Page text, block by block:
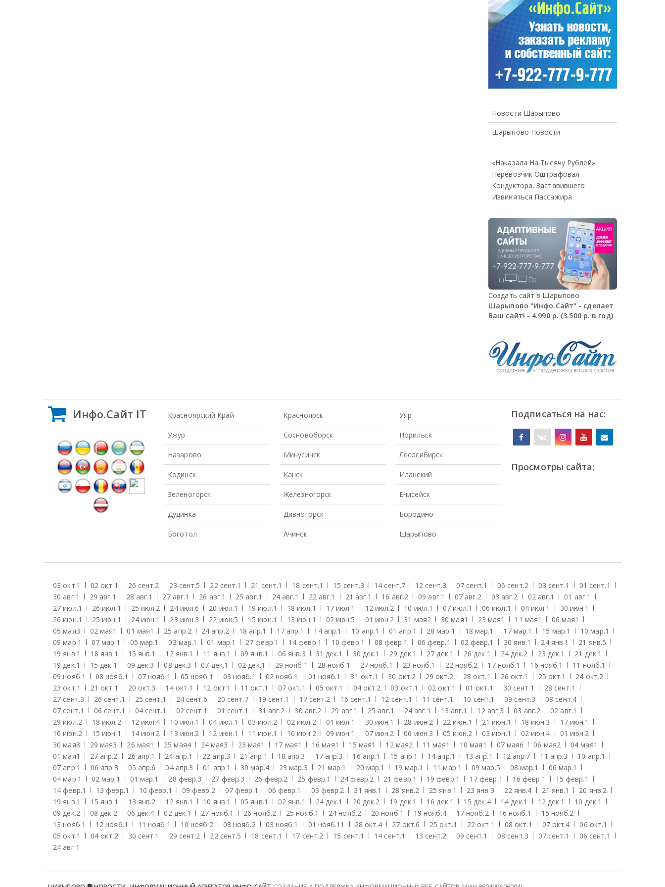
Новости Шарыпово
Шарыпово Новости
«Наказала На Тысячу Рублей»:
Перевозчик Оштрафовал
Кондуктора, Заставившего
Извиняться Пассажира
Создать сайт в Шарыпово
Шарыпово "Инфо.Сайт" - сделает
Ваш сайт! - 4.990 р. (3.500 р. в год)
Инфо.Сайт IT Красноярский Край
Ужур
Назарово
Кодинск
Зеленогорск
Дудинка
Боготол
Красноярск
Сосновоборск
Минусинск
Канск
Железногорск
Дивногорск
Ачинск
Уяр
Норильск
Лесосибирск
Иланский
Енисейск
Бородино
Шарыпово
Подписаться на нас:
Просмотры сайта:
03 окт.1 02 окт.1 26 сент.2 23 сент.5 22 сент.1 21 сент.1 18 сент.1 15 сент.3 14 сент.7 12 сент.3 07 сент.1 06 сент.2 03 сент.1 01 сент.1
30 авг.1 29 авг.1 28 авг.1 27 авг.1 26 авг.1 25 авг.1 24 авг.1 22 авг.1 21 авг.1 16 авг.2 09 авг.1 07 авг.2 03 авг.2 02 авг.1 01 авг.1
27 июл.1 26 июл.1 25 июл.2 24 июл.6 20 июл.1 19 июл.1 18 июл.1 17 июл.1 12 июл.2 10 июл.1 07 июл.1 06 июл.1 04 июл.1 30 июн.1
26 июн.1 25 июн.1 24 июн.1 23 июн.3 22 июн.5 15 июн.1 13 июн.1 02 июн.5 01 июн.2 31 мая2 30 мая1 23 мая1 11 мая1 06 мая1
05 мая3 02 мая1 01 мая1 25 апр.2 24 апр.2 18 апр.1 17 апр.1 14 апр.1 10 апр.1 01 апр.1 28 мар.1 18 мар.1 17 мар.1 15 мар.1 10 мар.1
09 мар.1 07 мар.1 05 мар.1 03 мар.1 01 мар.1 27 февр.1 14 февр.1 10 февр.1 08 февр.1 06 февр.1 02 февр.1 30 янв.1 24 янв.1 21 янв.5
19 янв.1 18 янв.1 15 янв.1 12 янв.1 11 янв.1 09 янв.1 06 янв.3 31 дек.1 30 дек.1 29 дек.1 27 дек.1 26 дек.1 24 дек.2 23 дек.1 21 дек.1
19 дек.1 15 дек.1 09 дек.3 08 дек.3 07 дек.1 02 дек.1 29 нояб.1 28 нояб.1 27 нояб.1 23 нояб.1 22 нояб.2 17 нояб.1 16 нояб.1 11 нояб.1
09 нояб.1 08 нояб.1 07 нояб.1 05 нояб.1 03 нояб.1 02 нояб.1 01 нояб.1 31 окт.1 30 окт.2 29 окт.2 28 окт.1 26 окт.1 25 окт.1 24 окт.2
23 окт.1 21 окт.1 20 окт.3 14 окт.1 12 окт.1 11 окт.1 07 окт.1 05 окт.1 04 окт.2 03 окт.1 02 окт.1 01 окт.1 30 сент.1 28 сент.1
27 сент.3 26 сент.1 25 сент.1 24 сент.6 20 сент.7 19 сент.1 17 сент.2 16 сент.1 12 сент.1 11 сент.1 10 сент.1 09 сент.3 08 сент.4
07 сент.1 06 сент.1 04 сент.1 02 сент.1 01 сент.1 31 авг.2 30 авг.2 29 авг.1 25 авг.1 24 авг.1 13 авг.1 12 авг.3 03 авг.2 02 авг.1
29 июл.2 18 июл.2 12 июл.4 10 июл.1 04 июл.1 03 июл.2 02 июл.2 01 июл.1 30 июн.1 28 июн.2 22 июн.1 21 июн.1 18 июн.3 17 июн.1
16 июн.2 15 июн.1 14 июн.2 13 июн.2 12 июн.1 11 июн.1 10 июн.2 09 июн.1 07 июн.2 06 июн.3 05 июн.2 03 июн.1 02 июн.4 01 июн.2
30 мая8 29 мая3 26 мая1 25 мая4 24 мая3 23 мая1 17 мая1 16 мая1 15 мая1 12 мая2 11 мая1 10 мая1 07 мая6 06 мая2 04 мая1
01 мая1 27 апр.2 26 апр.1 24 апр.1 22 апр.3 21 апр.1 18 апр.3 17 апр.3 16 апр.1 15 апр.1 14 апр.1 13 апр.1 12 апр.7 11 апр.3 10 апр.1
07 апр.1 06 апр.3 05 апр.6 04 апр.3 01 апр.1 30 мар.4 23 мар.3 21 мар.1 20 мар.1 19 мар.1 11 мар.1 09 мар.5 08 мар.1 06 мар.1
04 мар.1 02 мар.1 01 мар.1 28 февр.3 27 февр.3 26 февр.2 25 февр.1 24 февр.2 21 февр.1 19 февр.1 17 февр.1 16 февр.1 15 февр.1
14 февр.1 13 февр.1 10 февр.1 09 февр.2 07 февр.1 06 февр.1 03 февр.2 31 янв.1 28 янв.2 25 янв.1 23 янв.3 22 янв.4 21 янв.1 20 янв.2
19 янв.1 15 янв.1 13 янв.2 12 янв.1 10 янв.1 05 янв.1 02 янв.1 24 дек.1 20 дек.2 19 дек.1 16 дек.1 15 дек.4 14 дек.1 12 дек.1 10 дек.1
09 дек.2 08 дек.2 06 дек.4 02 дек.1 27 нояб.1 26 нояб.2 25 нояб.1 24 нояб.2 20 нояб.1 19 нояб.4 17 нояб.2 16 нояб.1 15 нояб.2
13 нояб.1 12 нояб.1 11 нояб.1 10 нояб.2 08 нояб.2 03 нояб.1 01 нояб.11 28 окт.4 27 окт.6 25 окт.1 22 окт.1 08 окт.1 07 окт.4 06 окт.1
05 окт.1 04 окт.2 30 сент.1 29 сент.2 22 сент.5 18 сент.1 17 сент.2 15 сент.1 14 сент.1 13 сент.2 09 сент.1 08 сент.3 07 сент.1 06 сент.1
24 авг.1